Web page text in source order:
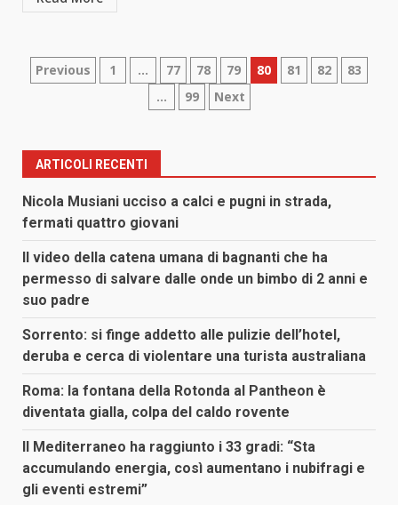
Paginazione
articoli
Previous 1 … 77 78 79 80 81 82
83
…
99 Next
ARTICOLI RECENTI
Nicola Musiani ucciso a calci e pugni in strada,
fermati quattro giovani
Il video della catena umana di bagnanti che ha
permesso di salvare dalle onde un bimbo di 2 anni e
suo padre
Sorrento: si finge addetto alle pulizie dell’hotel,
deruba e cerca di violentare una turista australiana
Roma: la fontana della Rotonda al Pantheon è
diventata gialla, colpa del caldo rovente
Il Mediterraneo ha raggiunto i 33 gradi: “Sta
accumulando energia, così aumentano i nubifragi e
gli eventi estremi”